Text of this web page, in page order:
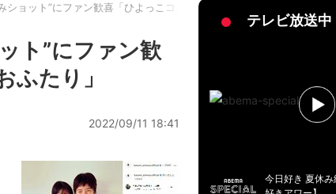
ショット”にファン歓喜「ひよっこコンビだ」「大好きなおふたり」
ト”にファン歓
ふたり」
2022/09/11 18:41
テレビ放送中
今日好き 夏休